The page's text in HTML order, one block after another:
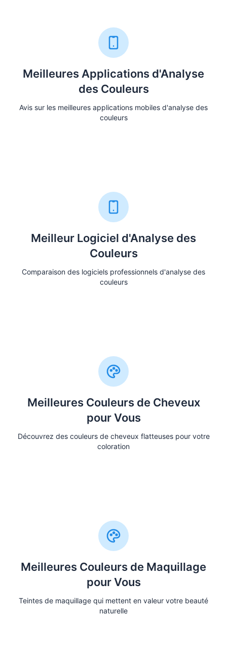
Meilleures Applications d'Analyse
des Couleurs
Avis sur les meilleures applications mobiles d'analyse des
couleurs
Meilleur Logiciel d'Analyse des
Couleurs
Comparaison des logiciels professionnels d'analyse des
couleurs
Meilleures Couleurs de Cheveux
pour Vous
Découvrez des couleurs de cheveux flatteuses pour votre
coloration
Meilleures Couleurs de Maquillage
pour Vous
Teintes de maquillage qui mettent en valeur votre beauté
naturelle